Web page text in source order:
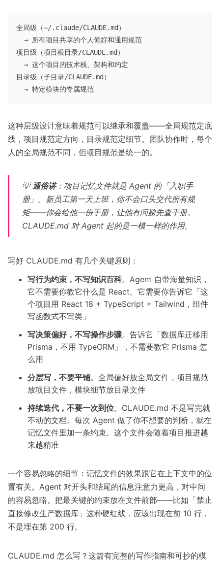
全局级（~/.claude/CLAUDE.md）
  → 所有项目共享的个人偏好和通用规范
项目级（项目根目录/CLAUDE.md）
  → 这个项目的技术栈、架构和约定
目录级（子目录/CLAUDE.md）
这种层级设计意味着规范可以继承和覆盖——全局规范定底
线，项目规范定方向，目录规范定细节。团队协作时，每个
人的全局规范不同，但项目规范是统一的。
💡 通俗讲：项目记忆文件就是 Agent 的「入职手
册」。新员工第一天上班，你不会口头交代所有规
矩——你会给他一份手册，让他有问题先查手册。
CLAUDE.md 对 Agent 起的是一模一样的作用。
写好 CLAUDE.md 有几个关键原则：
写行为约束，不写知识百科。Agent 自带海量知识，
它不需要你教它什么是 React。它需要你告诉它「这
个项目用 React 18 + TypeScript + Tailwind，组件
写函数式不写类」
写决策偏好，不写操作步骤。告诉它「数据库迁移用
Prisma，不用 TypeORM」，不需要教它 Prisma 怎
么用
分层写，不要平铺。全局偏好放全局文件，项目规范
放项目文件，模块细节放目录文件
持续迭代，不要一次到位。CLAUDE.md 不是写完就
不动的文档。每次 Agent 做了你不想要的判断，就在
记忆文件里加一条约束。这个文件会随着项目推进越
来越精准
一个容易忽略的细节：记忆文件的效果跟它在上下文中的位
置有关。Agent 对开头和结尾的信息注意力更高，对中间
的容易忽略。把最关键的约束放在文件前部——比如「禁止
直接修改生产数据库」这种硬红线，应该出现在前 10 行，
不是埋在第 200 行。
CLAUDE.md 怎么写？ 这篇有完整的写作指南和可抄的模